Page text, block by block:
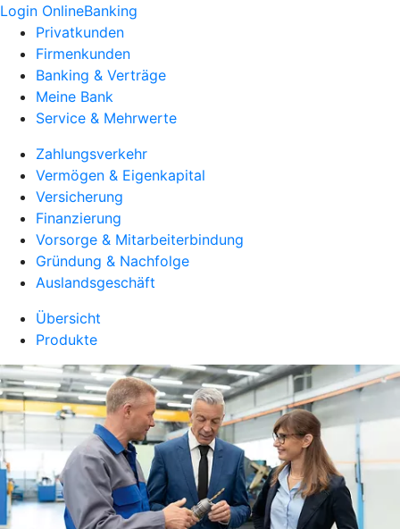
Login OnlineBanking
Privatkunden
Firmenkunden
Banking & Verträge
Meine Bank
Service & Mehrwerte
Zahlungsverkehr
Vermögen & Eigenkapital
Versicherung
Finanzierung
Vorsorge & Mitarbeiterbindung
Gründung & Nachfolge
Auslandsgeschäft
Übersicht
Produkte